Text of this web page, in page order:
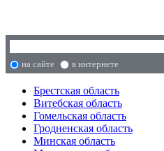
на сайте в интернете
Брестская область
Витебская область
Гомельская область
Гродненская область
Минская область